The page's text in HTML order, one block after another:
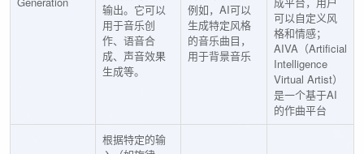
输出。它可以
用于音乐创
作、语音合
成、声音效果
生成等。
例如，AI可以
生成特定风格
的音乐曲目，
用于背景音乐
可以自定义风
格和情感；
AIVA（Artificial
Intelligence
Virtual Artist）
是一个基于AI
的作曲平台
根据特定的输